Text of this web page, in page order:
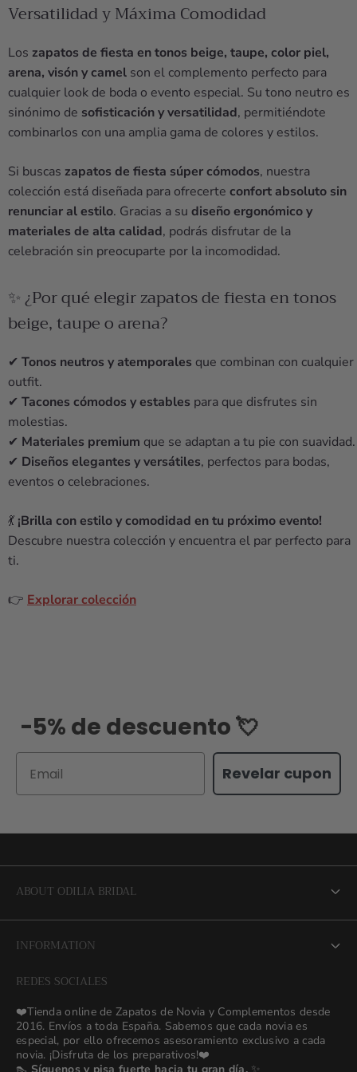
Versatilidad y Máxima Comodidad
Los zapatos de fiesta en tonos beige, taupe, color piel,
arena, visón y camel son el complemento perfecto para
cualquier look de boda o evento especial. Su tono neutro es
sinónimo de sofisticación y versatilidad, permitiéndote
combinarlos con una amplia gama de colores y estilos.
Si buscas zapatos de fiesta súper cómodos, nuestra
colección está diseñada para ofrecerte confort absoluto sin
renunciar al estilo. Gracias a su diseño ergonómico y
materiales de alta calidad, podrás disfrutar de la
celebración sin preocuparte por la incomodidad.
✨ ¿Por qué elegir zapatos de fiesta en tonos
beige, taupe o arena?
✔ Tonos neutros y atemporales que combinan con cualquier
outfit.
✔ Tacones cómodos y estables para que disfrutes sin
molestias.
✔ Materiales premium que se adaptan a tu pie con suavidad.
✔ Diseños elegantes y versátiles, perfectos para bodas,
eventos o celebraciones.
💃 ¡Brilla con estilo y comodidad en tu próximo evento!
Descubre nuestra colección y encuentra el par perfecto para
ti.
👉 Explorar colección
-5% de descuento 💘
Revelar cupon
REDES SOCIALES
❤️Tienda online de Zapatos de Novia y Complementos desde
2016. Envíos a toda España. Sabemos que cada novia es
especial, por ello ofrecemos asesoramiento exclusivo a cada
novia. ¡Disfruta de los preparativos!❤️
ABOUT ODILIA BRIDAL
Search
contact us
INFORMATION
⭐ Opiniones de Nuestras Novias 👰🏻
💒 Novias Reales 💍✨
🚚 Envío y Cambios